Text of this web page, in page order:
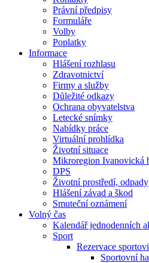
Právní předpisy
Formuláře
Volby
Poplatky
Informace
Hlášení rozhlasu
Zdravotnictví
Firmy a služby
Důležité odkazy
Ochrana obyvatelstva
Letecké snímky
Nabídky práce
Virtuální prohlídka
Životní situace
Mikroregion Ivanovická
DPS
Životní prostředí, odpady
Hlášení závad a škod
Smuteční oznámení
Volný čas
Kalendář jednodenních
Sport
Rezervace
Sportovní